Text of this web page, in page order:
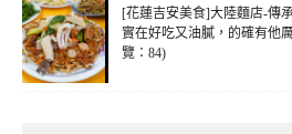
[花蓮吉安美食]大陸麵店-傳
實在好吃又油膩，的確有他
覽：84)